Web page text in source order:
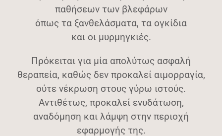
παθήσεων των βλεφάρων
όπως τα ξανθελάσματα, τα ογκίδια
και οι μυρμηγκιές.
Πρόκειται για μία απολύτως ασφαλή
θεραπεία, καθώς δεν προκαλεί αιμορραγία,
ούτε νέκρωση στους γύρω ιστούς.
Αντιθέτως, προκαλεί ενυδάτωση,
αναδόμηση και λάμψη στην περιοχή
εφαρμογής της.